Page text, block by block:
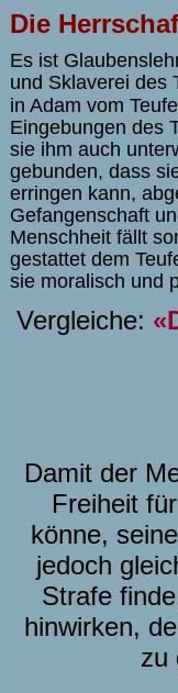
Die
Es ist
und Sklaverei des
in Adam vom
Eingebungen des
sie ihm auch
gebunden, dass
erringen kann,
Gefangenschaft
Menschheit fällt
gestattet dem
sie moralisch und
Vergleiche:
Damit der
Freiheit
könne,
jedoch
Strafe
hinwirken,
zu